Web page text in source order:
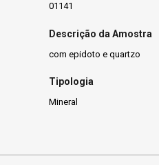
01141
Descrição da Amostra
com epidoto e quartzo
Tipologia
Mineral